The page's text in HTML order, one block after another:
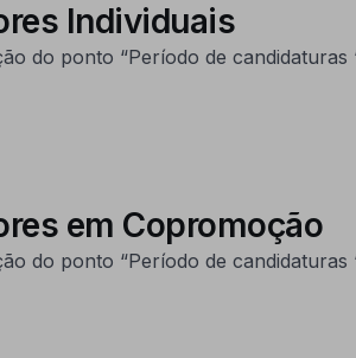
Individuais
do ponto “Período de candidaturas
em Copromoção
do ponto “Período de candidaturas